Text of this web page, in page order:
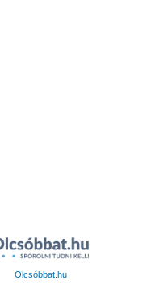
Olcsóbbat.hu